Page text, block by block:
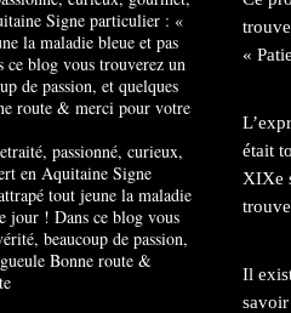
passionné, curieux,
en Aquitaine Signe
tout jeune la maladie
jour ! Dans ce blog vous
beaucoup de passion,
Bonne route &
«
était
XIXe
Il